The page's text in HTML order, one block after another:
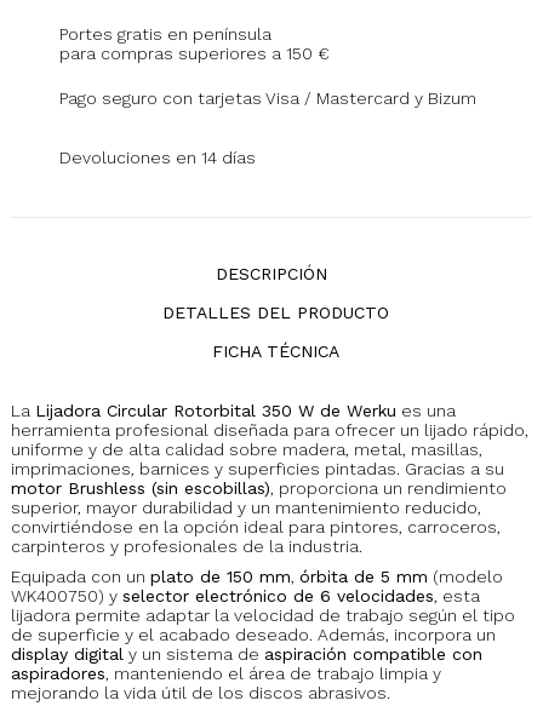
Portes gratis en península
para compras superiores a 150 €
Pago seguro con tarjetas Visa / Mastercard y Bizum
Devoluciones en 14 días
DESCRIPCIÓN
DETALLES DEL PRODUCTO
FICHA TÉCNICA
La Lijadora Circular Rotorbital 350 W de Werku es una
herramienta profesional diseñada para ofrecer un lijado rápido,
uniforme y de alta calidad sobre madera, metal, masillas,
imprimaciones, barnices y superficies pintadas. Gracias a su
motor Brushless (sin escobillas), proporciona un rendimiento
superior, mayor durabilidad y un mantenimiento reducido,
convirtiéndose en la opción ideal para pintores, carroceros,
carpinteros y profesionales de la industria.
Equipada con un plato de 150 mm, órbita de 5 mm (modelo
WK400750) y selector electrónico de 6 velocidades, esta
lijadora permite adaptar la velocidad de trabajo según el tipo
de superficie y el acabado deseado. Además, incorpora un
display digital y un sistema de aspiración compatible con
aspiradores, manteniendo el área de trabajo limpia y
mejorando la vida útil de los discos abrasivos.